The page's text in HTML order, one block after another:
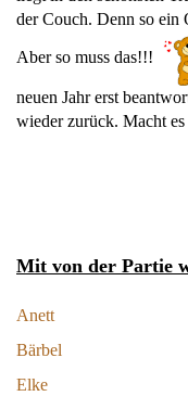
der Couch. Denn so ein
Aber so muss das!!!
neuen Jahr erst
wieder zurück. Macht
Mit von der Partie
Anett
Bärbel
Elke